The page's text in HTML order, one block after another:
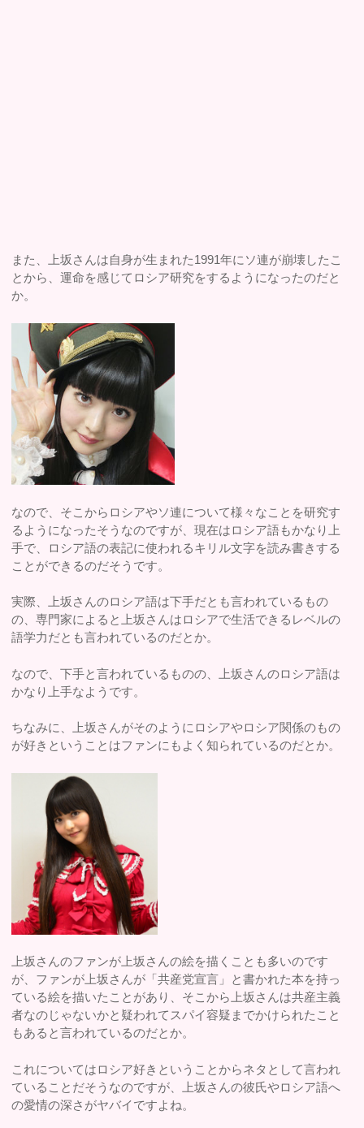
また、上坂さんは自身が生まれた1991年にソ連が崩壊したこ
とから、運命を感じてロシア研究をするようになったのだと
か。
なので、そこからロシアやソ連について様々なことを研究す
るようになったそうなのですが、現在はロシア語もかなり上
手で、ロシア語の表記に使われるキリル文字を読み書きする
ことができるのだそうです。
実際、上坂さんのロシア語は下手だとも言われているもの
の、専門家によると上坂さんはロシアで生活できるレベルの
語学力だとも言われているのだとか。
なので、下手と言われているものの、上坂さんのロシア語は
かなり上手なようです。
ちなみに、上坂さんがそのようにロシアやロシア関係のもの
が好きということはファンにもよく知られているのだとか。
上坂さんのファンが上坂さんの絵を描くことも多いのです
が、ファンが上坂さんが「共産党宣言」と書かれた本を持っ
ている絵を描いたことがあり、そこから上坂さんは共産主義
者なのじゃないかと疑われてスパイ容疑までかけられたこと
もあると言われているのだとか。
これについてはロシア好きということからネタとして言われ
ていることだそうなのですが、上坂さんの彼氏やロシア語へ
の愛情の深さがヤバイですよね。